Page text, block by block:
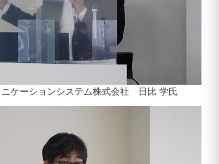
ニケーションシステム株式会社 日比 学氏